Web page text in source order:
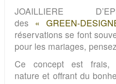
JOAILLIERE
des « GREEN-
réservations se font
pour les mariages,
Ce concept est
nature et offrant du